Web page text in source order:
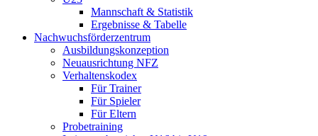
Mannschaft & Statistik
Ergebnisse & Tabelle
Nachwuchsförderzentrum
Ausbildungskonzeption
Neuausrichtung NFZ
Verhaltenskodex
Für Trainer
Für Spieler
Für Eltern
Probetraining